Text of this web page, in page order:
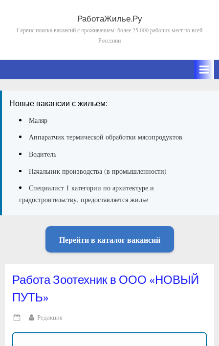
content
РаботаЖилье.Ру
Сервис поиска вакансий с проживанием: более 25 000 рабочих мест по всей
Росссиии
Новые вакансии с жильем:
Маляр
Аппаратчик термической обработки мясопродуктов
Водитель
Начальник производства (в промышленности)
Специалист 1 категории по архитектуре и
градостроительству, предоставляется жилье
Перейти в каталог вакансий
Работа Зоотехник в ООО «НОВЫЙ
ПУТЬ»
Posted
on
By
Редакция